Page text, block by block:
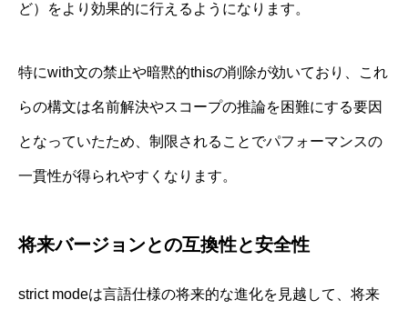
ど）をより効果的に行えるようになります。
特にwith文の禁止や暗黙的thisの削除が効いており、これ
らの構文は名前解決やスコープの推論を困難にする要因
となっていたため、制限されることでパフォーマンスの
一貫性が得られやすくなります。
将来バージョンとの互換性と安全性
strict modeは言語仕様の将来的な進化を見越して、将来